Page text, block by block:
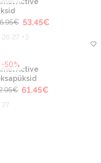
€ 53.45€
27 +3
-50%
Active
€ 61.45€
27